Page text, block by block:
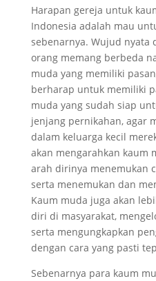
Harapan gereja untuk
Indonesia adalah mau
sebenarnya. Wujud nyata
orang memang berbeda
muda yang memiliki
berharap untuk memiliki
muda yang sudah siap
jenjang pernikahan, agar
dalam keluarga kecil
akan mengarahkan kaum
arah dirinya menemukan
serta menemukan dan
Kaum muda juga akan
diri di masyarakat,
serta mengungkapkan
dengan cara yang pasti
Sebenarnya para kaum